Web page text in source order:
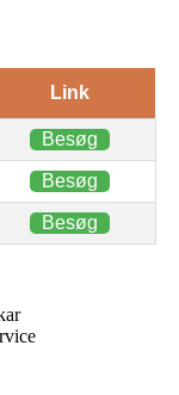
Link
Besøg
Besøg
Besøg